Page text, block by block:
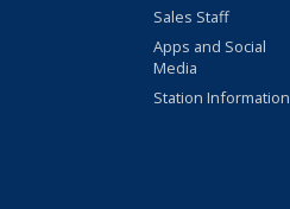
Sales Staff
Apps and Social
Media
Station Information